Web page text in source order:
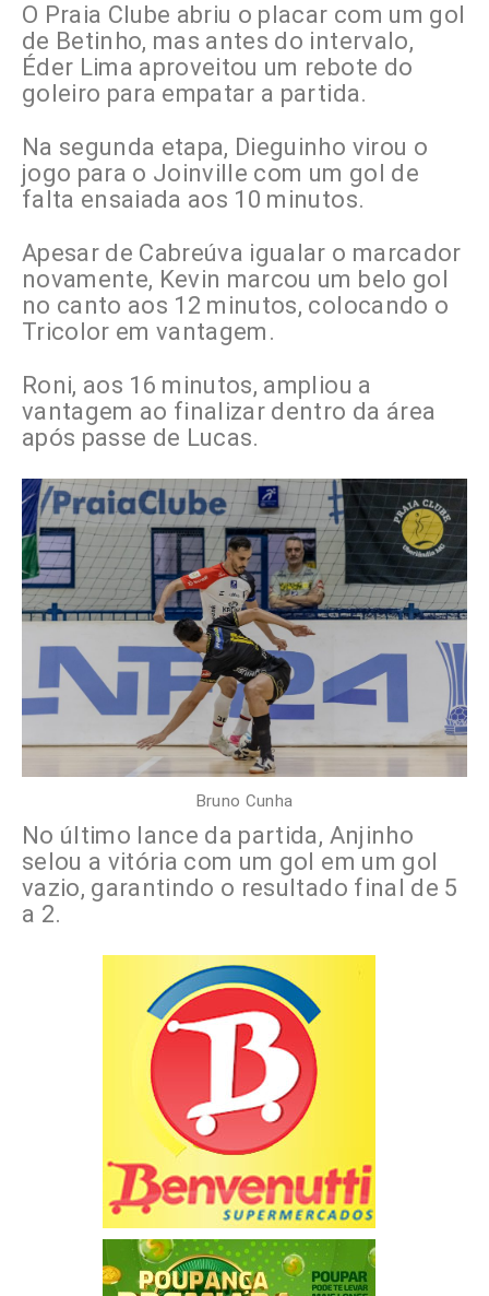
O Praia Clube abriu o placar com um gol
de Betinho, mas antes do intervalo,
Éder Lima aproveitou um rebote do
goleiro para empatar a partida.
Na segunda etapa, Dieguinho virou o
jogo para o Joinville com um gol de
falta ensaiada aos 10 minutos.
Apesar de Cabreúva igualar o marcador
novamente, Kevin marcou um belo gol
no canto aos 12 minutos, colocando o
Tricolor em vantagem.
Roni, aos 16 minutos, ampliou a
vantagem ao finalizar dentro da área
após passe de Lucas.
Bruno Cunha
No último lance da partida, Anjinho
selou a vitória com um gol em um gol
vazio, garantindo o resultado final de 5
a 2.